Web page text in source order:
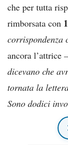
che per tutta
rimborsata con
ancora l’attrice
dicevano che
tornata la
Sono dodici